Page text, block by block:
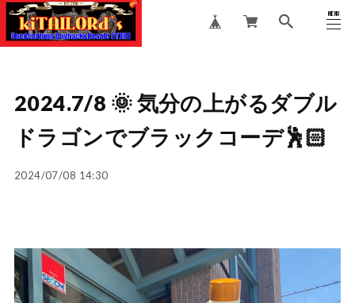
MENU
CLOSE
2024.7/8 🌞 気分の上がるダブル
ドラゴンでブラックコーデ🕺🏻
2024/07/08 14:30